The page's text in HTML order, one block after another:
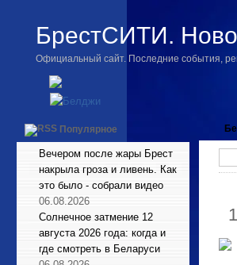
БрестСИТИ.
Официальный сайт. Последние события,
Популярное
Вечером после жары Брест
накрыла гроза и ливень. Как
это было - собрали видео
06.08.2026
Солнечное затмение 12
августа 2026 года: когда и
где смотреть в Беларуси